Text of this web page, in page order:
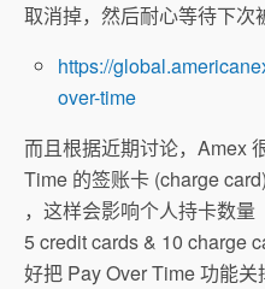
取消掉，然后耐心等待下次
https://
over-time
而且根据近期讨论，Amex
Time 的签账卡 (charge
，这样会影响个人持卡数
5 credit cards & 10 charge
好把 Pay Over Time 功能